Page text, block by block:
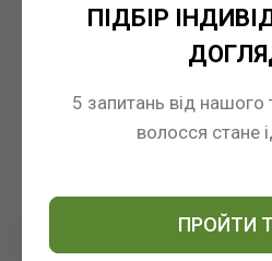
Производитель:
Италия
Трихоскоп
Артикул:
ПІДБІР
5 запитань від нашого
волосся стане
ПРОЙТИ